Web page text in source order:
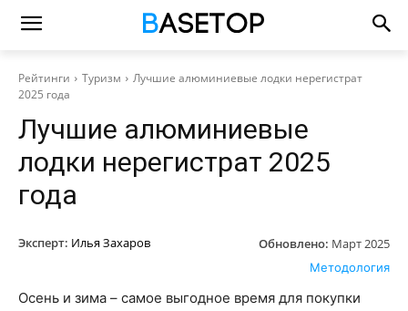
Рейтинги Туризм
Лучшие алюминиевые лодки нерегистрат
2025 года
Лучшие алюминиевые
лодки нерегистрат 2025
года
Эксперт: Илья Захаров Обновлено: Март 2025
Методология
Осень и зима – самое выгодное время для покупки